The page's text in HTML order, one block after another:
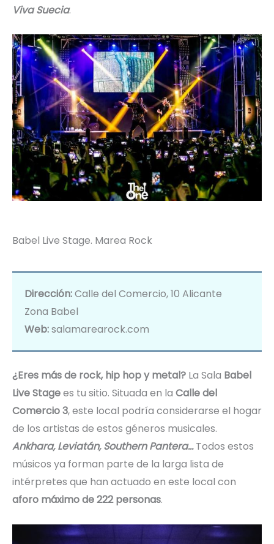
Viva Suecia.
Babel Live Stage. Marea Rock
Dirección:Calle del Comercio, 10 Alicante
Zona Babel
Web:salamarearock.com
¿Eres más de rock, hip hop y metal? La Sala Babel
Live Stagees tu sitio. Situada en la Calle del
Comercio 3, este local podría considerarse el hogar
de los artistas de estos géneros musicales.
Ankhara, Leviatán, Southern Pantera… Todos estos
músicos ya forman parte de la larga lista de
intérpretes que han actuado en este local con
aforo máximo de 222 personas.